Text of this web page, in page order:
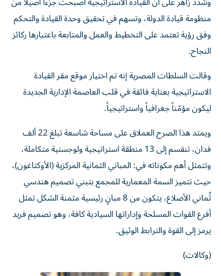
منظومة قيادة الدولة، وتسهم في تحقيق وحدة القيادة والتحكم
وفق رؤية تعتمد على التخطيط والعمل والمتابعة باعتبارها ركائز
النجاح.
وقالت السلطات المصرية إنه تم اختيار موقع مقر القيادة
الاستراتيجية بعناية فائقة في قلب العاصمة الإدارية الجديدة
ليكون مؤمّناً جغرافياً واستراتيجياً.
ويمتد هذا الصرح العملاق على مساحة شاسعة تبلغ 22 ألف
فدان، تنقسم إلى 13 منطقة استراتيجية ولوجستية متكاملة،
وتتمثل أهم مكوناته في: المباني الثمانية المركزية (الأوكتاغون)،
حيث تتميز السمة المعمارية للمجمع بتبني تصميم هندسي
ثُماني الأضلاع، يتكون من 8 مبانٍ رئيسية مثمنة الشكل تمثل
أفرع القوات المسلحة وإداراتها السيادية كافة، وهو تصميم فريد
يرمز إلى القوة والترابط الوثيق.
(وكالات)